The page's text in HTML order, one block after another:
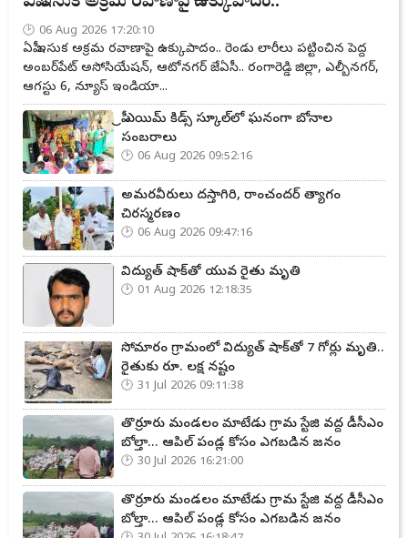
06 Aug 2026 17:20:10
ఏపీ ఇసుక అక్రమ రవాణాపై ఉక్కుపాదం.. రెండు లారీలు పట్టించిన పెద్ద
అంబర్‌పేట్ అసోసియేషన్, ఆటోనగర్ జేఏసీ.. రంగారెడ్డి జిల్లా, ఎల్బీనగర్,
ఆగస్టు 6, న్యూస్ ఇండియా...
ప్రీ ఎయిమ్ కిడ్స్ స్కూల్‌లో ఘనంగా బోనాల
సంబరాలు
06 Aug 2026 09:52:16
అమరవీరులు దస్తాగిరి, రాంచందర్ త్యాగం
చిరస్మరణం
06 Aug 2026 09:47:16
విద్యుత్ షాక్‌తో యువ రైతు మృతి
01 Aug 2026 12:18:35
సోమారం గ్రామంలో విద్యుత్ షాక్‌తో 7 గోర్లు మృతి..
రైతుకు రూ. లక్ష నష్టం
31 Jul 2026 09:11:38
తొర్రూరు మండలం మాటేడు గ్రామ స్టేజి వద్ద డీసీఎం
బోల్తా... ఆపిల్ పండ్ల కోసం ఎగబడిన జనం
30 Jul 2026 16:21:00
తొర్రూరు మండలం మాటేడు గ్రామ స్టేజి వద్ద డీసీఎం
బోల్తా... ఆపిల్ పండ్ల కోసం ఎగబడిన జనం